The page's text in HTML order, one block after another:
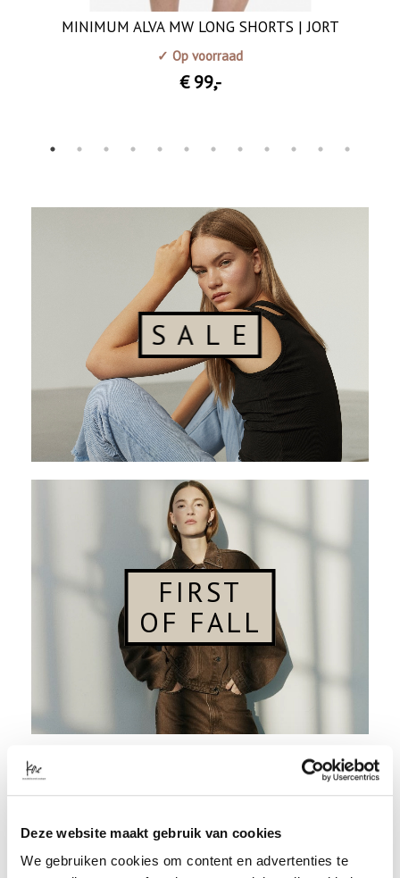
Deze website maakt gebruik van cookies
We gebruiken cookies om content en advertenties te
S A L E
FIRST
OF FALL
MINIMUM ALVA MW LONG SHORTS | JORT
✓ Op voorraad
€ 99,-
POPULAIRE MERKEN